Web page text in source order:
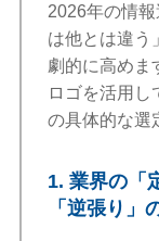
2026年の情
は他とは違う
劇的に高めま
ロゴを活用し
の具体的な選
1. 業界の「
「逆張り」